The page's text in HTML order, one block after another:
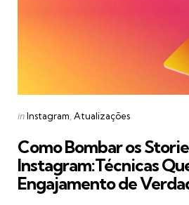
Categories
Posted
inInstagram Atualizações
Como Bombar os
Instagram:Técnicas
Engajamento de